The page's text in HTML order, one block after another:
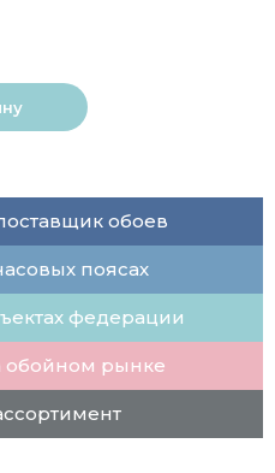
обоев
поясах
федерации
обойном рынке